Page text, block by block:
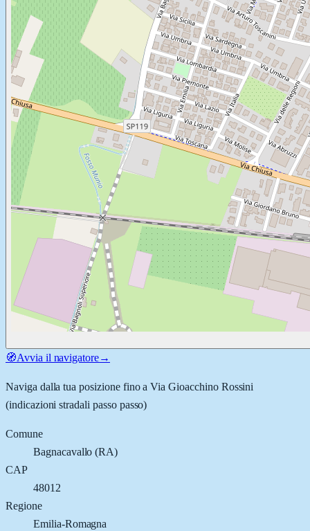
🧭Avvia il navigatore→
Naviga dalla tua posizione fino aVia Gioacchino Rossini
(indicazioni stradali passo passo)
Comune
Bagnacavallo (RA)
CAP
48012
Regione
Emilia-Romagna